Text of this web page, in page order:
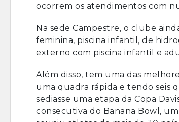
ocorrem os atendimentos com
Na sede Campestre, o clube
feminina, piscina infantil, de
externo com piscina infantil e
Além disso, tem uma das
uma quadra rápida e tendo seis
sediasse uma etapa da Copa
consecutiva do Banana Bowl,